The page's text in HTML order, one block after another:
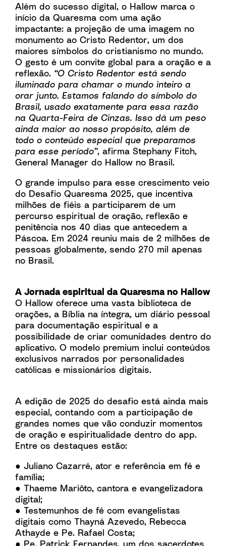
Além do sucesso digital, o Hallow marca o
início da Quaresma com uma ação
impactante: a projeção de uma imagem no
monumento ao Cristo Redentor, um dos
maiores símbolos do cristianismo no mundo.
O gesto é um convite global para a oração e a
reflexão. “O Cristo Redentor está sendo
iluminado para chamar o mundo inteiro a
orar junto. Estamos falando do símbolo do
Brasil, usado exatamente para essa razão
na Quarta-Feira de Cinzas. Isso dá um peso
ainda maior ao nosso propósito, além de
todo o conteúdo especial que preparamos
para esse período”, afirma Stephany Fitch,
General Manager do Hallow no Brasil.
O grande impulso para esse crescimento veio
do Desafio Quaresma 2025, que incentiva
milhões de fiéis a participarem de um
percurso espiritual de oração, reflexão e
penitência nos 40 dias que antecedem a
Páscoa. Em 2024 reuniu mais de 2 milhões de
pessoas globalmente, sendo 270 mil apenas
no Brasil.
A Jornada espiritual da Quaresma no Hallow
O Hallow oferece uma vasta biblioteca de
orações, a Bíblia na íntegra, um diário pessoal
para documentação espiritual e a
possibilidade de criar comunidades dentro do
aplicativo. O modelo premium inclui conteúdos
exclusivos narrados por personalidades
católicas e missionários digitais.
A edição de 2025 do desafio está ainda mais
especial, contando com a participação de
grandes nomes que vão conduzir momentos
de oração e espiritualidade dentro do app.
Entre os destaques estão:
● Juliano Cazarré, ator e referência em fé e
família;
● Thaeme Mariôto, cantora e evangelizadora
digital;
● Testemunhos de fé com evangelistas
digitais como Thayná Azevedo, Rebecca
Athayde e Pe. Rafael Costa;
● Pe. Patrick Fernandes, um dos sacerdotes